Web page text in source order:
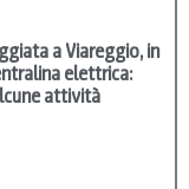
a Viareggio, in
elettrica:
attività